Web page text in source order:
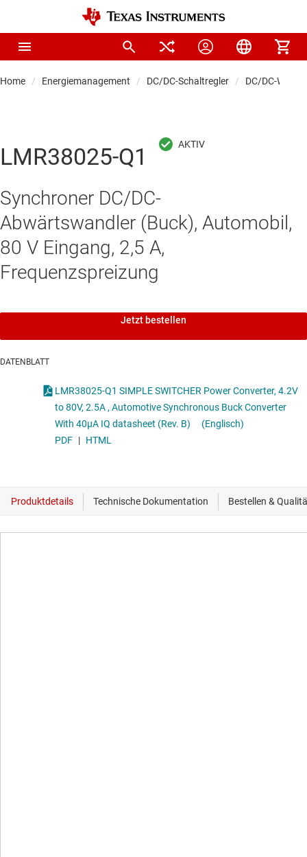
Home Energiemanagement DC/DC-Schaltregler DC/DC-
LMR38025-Q1
Synchroner DC/DC-
Abwärtswandler (Buck), Automobil,
80 V Eingang, 2,5 A,
Frequenzspreizung
Jetzt bestellen
DATENBLATT
LMR38025-Q1 SIMPLE SWITCHER Power Converter, 4.2V
to 80V, 2.5A , Automotive Synchronous Buck Converter
With 40µA IQ datasheet (Rev. B)
(Englisch)
PDF | HTML